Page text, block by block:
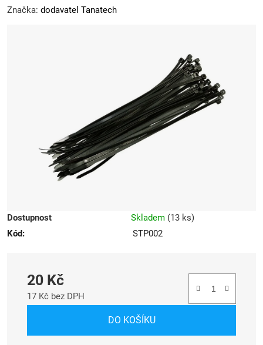
Dostupnost Skladem (13 ks)
Kód:
STP002
20 Kč
17 Kč bez DPH
DO KOŠÍKU
hodnocení
Značka: dodavatel Tanatech